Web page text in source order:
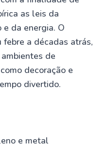
as leis da
da energia. O
a décadas atrás,
de
decoração e
divertido.
e metal